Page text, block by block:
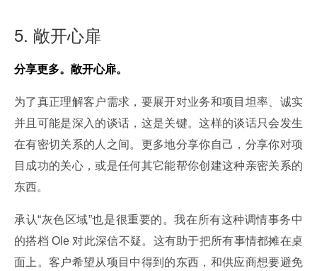
5. 敞开心扉
分享更多。敞开心扉。
为了真正理解客户需求，要展开对业务和项目坦率、诚实
并且可能是深入的谈话，这是关键。这样的谈话只会发生
在有密切关系的人之间。更多地分享你自己，分享你对项
目成功的关心，或是任何其它能帮你创建这种亲密关系的
东西。
承认“灰色区域”也是很重要的。我在所有这种调情事务中
的搭档 Ole 对此深信不疑。这有助于把所有事情都摊在桌
面上。客户希望从项目中得到的东西，和供应商想要避免